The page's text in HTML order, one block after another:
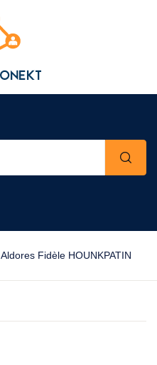
Aldores Fidèle HOUNKPATIN